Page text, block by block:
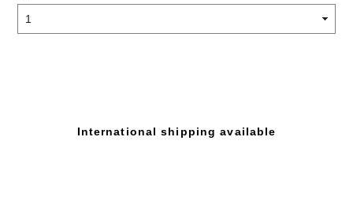
International shipping available